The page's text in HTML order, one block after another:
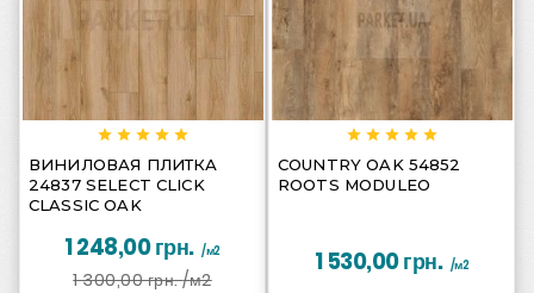
  
    
ВИНИЛОВАЯ ПЛИТКА
24837 SELECT CLICK
CLASSIC OAK
1 248,00 грн. /м2
1 300,00 грн./м2
  
    
COUNTRY OAK 54852
ROOTS MODULEO
1 530,00 грн. /м2